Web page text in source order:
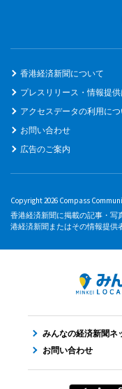
香港経済新聞について
プレスリリース・情報提
アクセスデータの利用につ
お問い合わせ
広告のご案内
Copyright 2026 Compass
香港経済新聞に掲載の記事・写
港経済新聞またはその情報提供
みんなの経済新聞ネ
お問い合わせ